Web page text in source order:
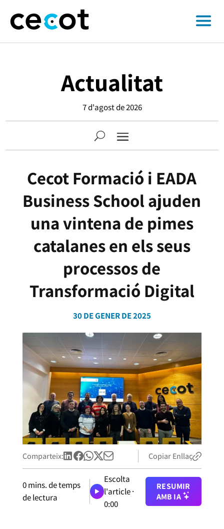
Actualitat
7 d'agost de 2026
Cecot Formació i EADA
Business School ajuden
una vintena de pimes
catalanes en els seus
processos de
Transformació Digital
30 DE GENER DE 2025
Comparteix: Copiar Enllaç
0mins. de temps
de lectura
Escolta
l'article ·
0:00
RESUMIR
AMB IA